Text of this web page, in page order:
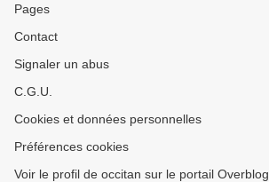
Pages
Contact
Signaler un abus
C.G.U.
Cookies et données personnelles
Préférences cookies
Voir le profil de occitan sur le portail Overblog